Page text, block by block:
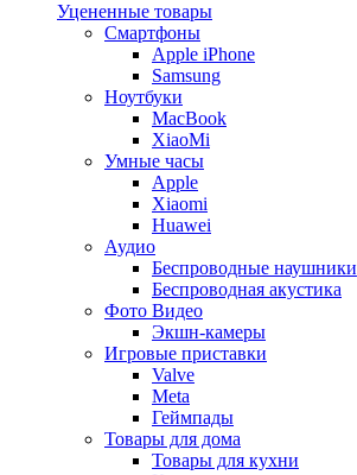
Уцененные товары
Cмартфоны
Apple iPhone
Samsung
Ноутбуки
MacBook
XiaoMi
Умные часы
Apple
Xiaomi
Huawei
Аудио
Беспроводные наушники
Беспроводная акустика
Фото Видео
Экшн-камеры
Игровые приставки
Valve
Meta
Геймпады
Товары для дома
Товары для кухни